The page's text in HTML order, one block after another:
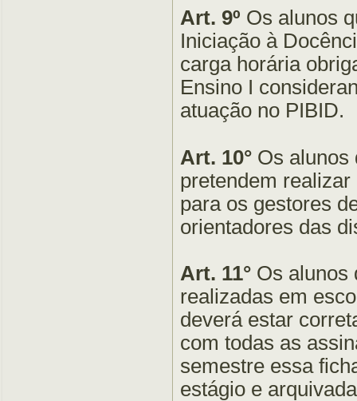
Art. 9º Os alunos
Iniciação à
carga horária
Ensino I
atuação no PIBID.
Art. 10° Os alunos
pretendem
para os gestores
orientadores das
Art. 11° Os alunos
realizadas em
deverá estar
com todas as
semestre essa
estágio e